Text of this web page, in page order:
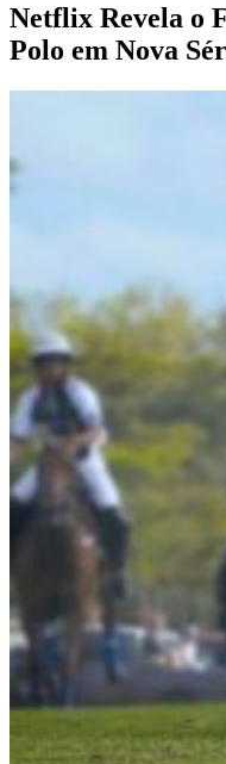
Netflix Revela o
Polo em Nova